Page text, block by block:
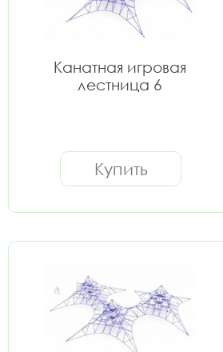
Канатная игровая
лестница 6
Купить